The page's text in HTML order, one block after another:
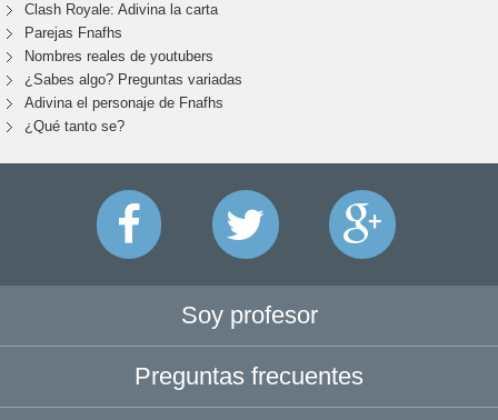
Clash Royale: Adivina la carta
Parejas Fnafhs
Nombres reales de youtubers
¿Sabes algo? Preguntas variadas
Adivina el personaje de Fnafhs
¿Qué tanto se?
Soy profesor
Preguntas frecuentes